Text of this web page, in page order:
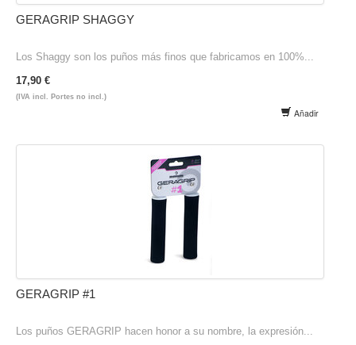
GERAGRIP SHAGGY
Los Shaggy son los puños más finos que fabricamos en 100%...
17,90 €
(IVA incl. Portes no incl.)
Añadir
GERAGRIP #1
Los puños GERAGRIP hacen honor a su nombre, la expresión...